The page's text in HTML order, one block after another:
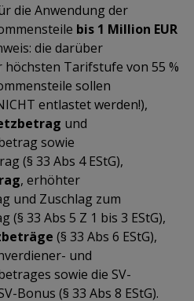
die Anwendung der
bis 1 Million EUR
die darüber
höchsten Tarifstufe von 55 %
sollen
entlastet werden!),
und
sowie
(§ 33 Abs 4 EStG),
, erhöhter
und Zuschlag zum
33 Abs 5 Z 1 bis 3 EStG),
(§ 33 Abs 6 EStG),
und
sowie die SV-
Bonus (§ 33 Abs 8 EStG).